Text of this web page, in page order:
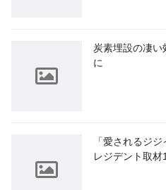
炭素埋設の凄
に
「愛されるジ
レジデント取材